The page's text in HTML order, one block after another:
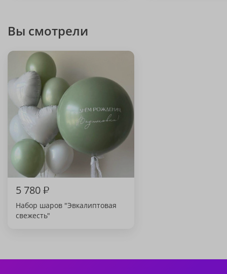
Вы смотрели
5 780₽
Набор шаров "Эвкалиптовая
свежесть"